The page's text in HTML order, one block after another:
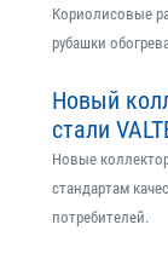
Кориолисовые
рубашки
Новый
стали
Новые
стандартам
потребителей.